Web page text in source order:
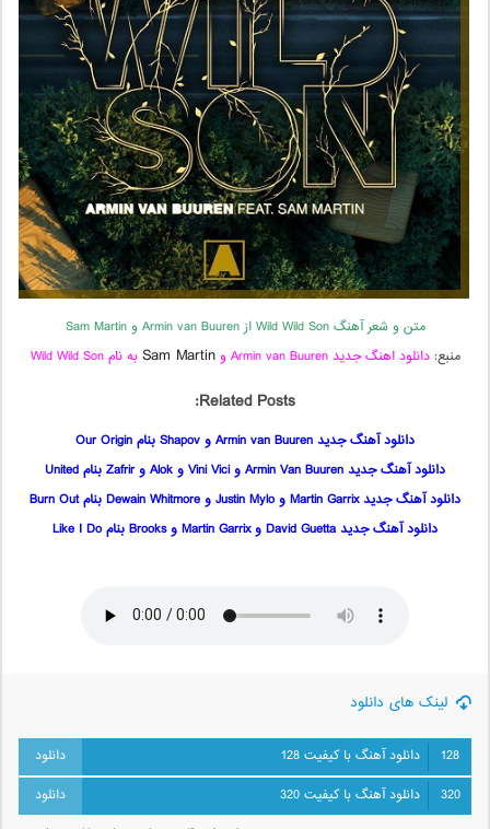
متن و شعر آهنگ Wild Wild Son از Armin van Buuren و Sam Martin
منبع:دانلود اهنگ جدید Armin van Buuren و Sam Martinبه نام Wild Wild Son
Related Posts:
دانلود آهنگ جدید Armin van Buuren و Shapov بنام Our Origin
دانلود آهنگ جدید Armin Van Buuren و Vini Vici و Alok و Zafrir بنام United
دانلود آهنگ جدید Martin Garrix و Justin Mylo و Dewain Whitmore بنام Burn Out
دانلود آهنگ جدید David Guetta و Martin Garrix و Brooks بنام Like I Do
لینک های دانلود
128
دانلود آهنگ با کیفیت 128
320
دانلود آهنگ با کیفیت 320